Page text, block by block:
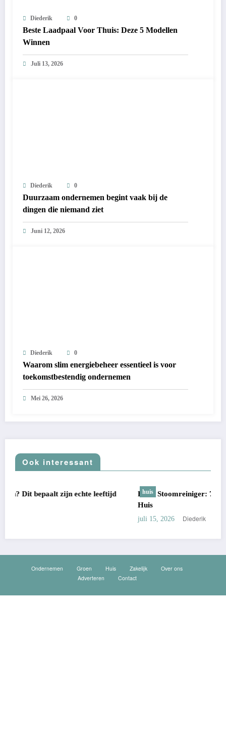
Diederik 0
Beste Laadpaal Voor Thuis: Deze 5 Modellen
Winnen
Juli 13, 2026
Diederik 0
Duurzaam ondernemen begint vaak bij de
dingen die niemand ziet
Juni 12, 2026
Diederik 0
Waarom slim energiebeheer essentieel is voor
toekomstbestendig ondernemen
Mei 26, 2026
Ook interessant
huis
Beste Stoomreiniger: 7 Keuzes Voor Een Echt Schoon
Ondernemen Groen Huis Zakelijk
Over ons
Adverteren
Contact